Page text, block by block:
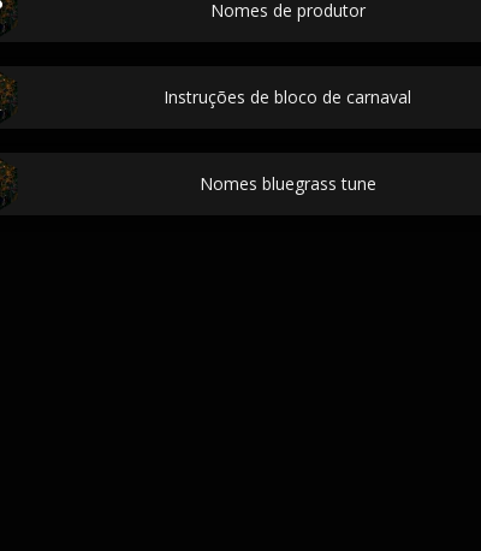
Nomes de produtor
Instruções de bloco de carnaval
Nomes bluegrass tune